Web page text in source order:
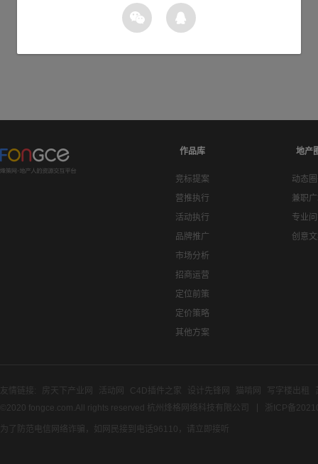
作品库
竞标提案
营推执行
活动执行
品牌推广
市场分析
招商运营
定位前策
定价策略
其他方案
地产
动态
兼职
专业
创意
友情链接: 房天下产业网 活动网 C4D插件之家 设计先锋网 猫啃网 写字楼出租
©2020 fongce.com.All rights reserved 杭州烽格网络科技有限公司
浙ICP备
为了防范电信网络诈骗，如网民接到电话96110，请立即接听